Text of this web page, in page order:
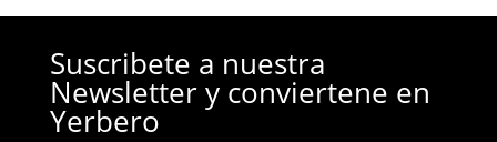
Suscribete a nuestra
Newsletter y conviertene en
Yerbero